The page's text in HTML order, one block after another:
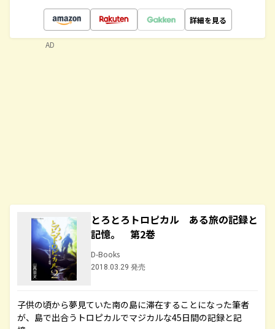
詳細を見る
とろとろトロピカル ある旅の記録と
記憶。 第2巻
D-Books
2018.03.29 発売
子供の頃から夢見ていた南の島に滞在することになった筆者
が、島で出合うトロピカルでマジカルな45日間の記録と記
AD